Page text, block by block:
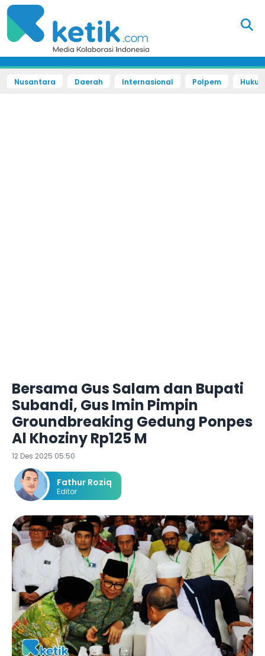
Nusantara Daerah Internasional Polpem
Bersama Gus Salam dan Bupati
Subandi, Gus Imin Pimpin
Groundbreaking Gedung Ponpes
Al Khoziny Rp125 M
12 Des 2025 05:50
Fathur Roziq
Editor